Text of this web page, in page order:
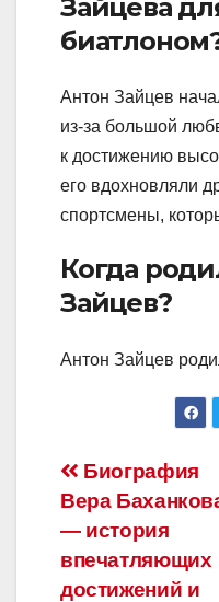
Зайцева
Антон Зайцев
из-за большой
к достижению
его вдохновляли
спортсмены,
Когда
Зайцев?
Антон Зайцев
по
записям
Биография
Вера
— история
впечатляющих
достижений и